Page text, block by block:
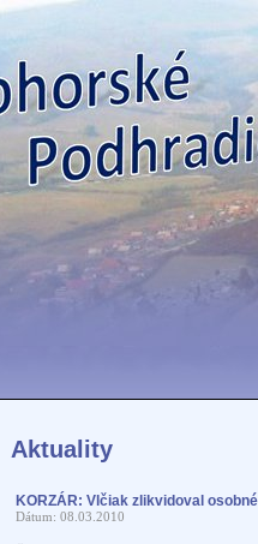
Aktuality
KORZÁR: Vlčiak zlikvidoval
Dátum: 08.03.2010